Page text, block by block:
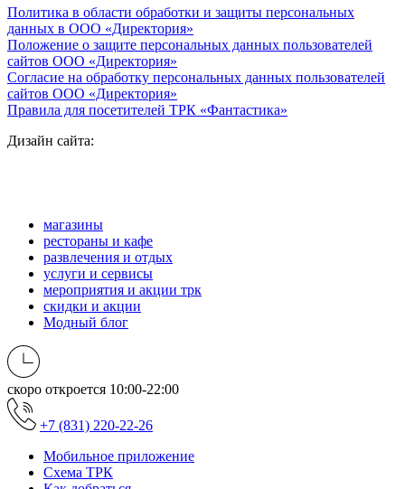
Политика в области обработки и защиты персональных
данных в ООО «Директория»
Положение о защите персональных данных пользователей
сайтов ООО «Директория»
Согласие на обработку персональных данных пользователей
сайтов ООО «Директория»
Правила для посетителей ТРК «Фантастика»
Дизайн сайта:
магазины
рестораны и кафе
развлечения и отдых
услуги и сервисы
мероприятия и акции трк
скидки и акции
Модный блог
скоро откроется 10:00-22:00
+7 (831) 220-22-26
Мобильное приложение
Схема ТРК